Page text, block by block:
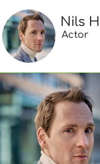
Nils
Actor